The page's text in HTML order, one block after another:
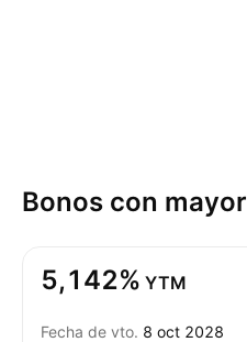
Bonos con mayor
5,142% YTM
Fecha de vto. 8 oct 2028